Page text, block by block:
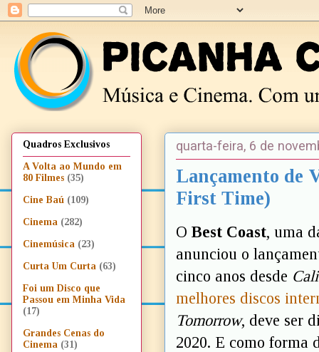
quarta-feira, 6 de
Lançamento de
First Time)
O Best Coast, uma
anunciou o
cinco anos desde
melhores discos
Tomorrow, deve ser
2020. E como forma
Quadros Exclusivos
A Volta ao Mundo em
80 Filmes (35)
Cine Baú (109)
Cinema (282)
Cinemúsica (23)
Curta Um Curta (63)
Foi um Disco que
Passou em Minha Vida
(17)
Grandes Cenas do
Cinema (31)